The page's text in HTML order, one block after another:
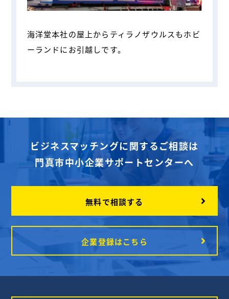
海洋堂本社の屋上からティラノザウルスもホビ
ーランドにお引越しです。
ビジネスマッチングに関するご相談は
門真市中小企業サポートセンターへ
無料で相談する
企業登録はこちら